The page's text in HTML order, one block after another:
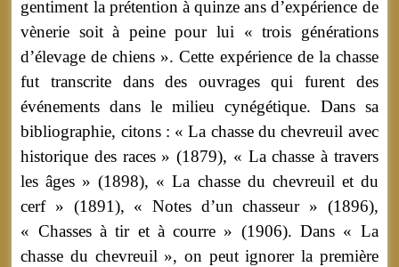
gentiment la prétention à quinze ans d’expérience de
vènerie soit à peine pour lui « trois générations
d’élevage de chiens ». Cette expérience de la chasse
fut transcrite dans des ouvrages qui furent des
événements dans le milieu cynégétique. Dans sa
bibliographie, citons : « La chasse du chevreuil avec
historique des races » (1879), « La chasse à travers
les âges » (1898), « La chasse du chevreuil et du
cerf » (1891), « Notes d’un chasseur » (1896),
« Chasses à tir et à courre » (1906). Dans « La
chasse du chevreuil », on peut ignorer la première